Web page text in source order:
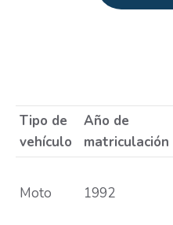
Tipo de
vehículo
Año de
matriculación
Moto 1992